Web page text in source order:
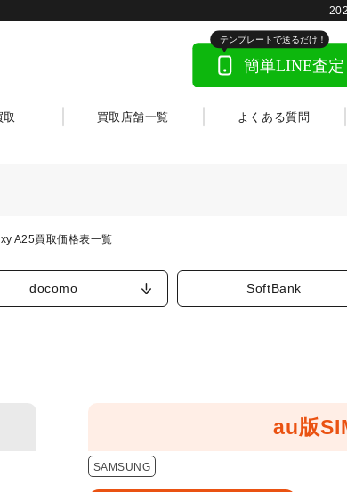
取 買取店舗一覧 よくある質問
A25買取価格表一覧
docomo SoftBank
au版
SAMSUNG